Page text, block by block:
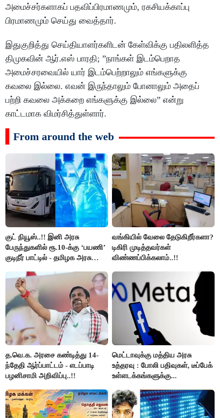
அமைச்சர்களாகப் பதவிப்பிரமாணமும், ரகசியக்காப்பு
பிரமாணமும் செய்து வைத்தார்.
இதுகுறித்து செய்தியாளர்களிடன் கேள்விக்கு பதிலளித்த
திமுகவின் ஆர்.எஸ் பாரதி; ”நாங்கள் இடம்பெறாத
அமைச்சரவையில் யார் இடம்பெற்றாலும் எங்களுக்கு
கவலை இல்லை. எவன் இருந்தாலும் போனாலும் அதைப்
பற்றி கவலை அக்கறை எங்களுக்கு இல்லை” என்று
காட்டமாக விமர்சித்துள்ளார்.
From around the web
குட் நியூஸ்..!! இனி அரசு
பேருந்துகளில் ரூ.10-க்கு ‘பயணி’
குடிநீர் பாட்டில் - தமிழக அரசு
வங்கியில் வேலை தேடுகிறீர்களா?
டிகிரி முடித்தவர்கள்
விண்ணப்பிக்கலாம்..!!
த.வெ.க. அரசை கண்டித்து 14-
ந்தேதி ஆர்ப்பாட்டம் - எடப்பாடி
பழனிசாமி அறிவிப்பு..!!
மெட்டாவுக்கு மத்திய அரசு
உத்தரவு : போலி பதிவுகள், டீப்பேக்
உள்ளடக்கங்களுக்கு...